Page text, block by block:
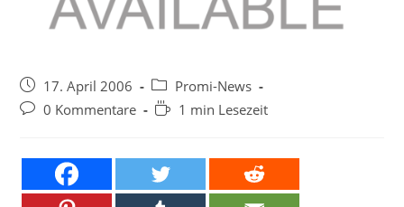
Beitrag
veröffentlicht:
17. April 2006
Beitrags-
Kategorie:
Promi-News
Beitrags-
0 Kommentare Lesedauer:
1 min Lesezeit